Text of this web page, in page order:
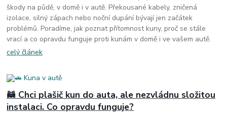
škody na půdě, v domě i v autě. Překousané kabely, zničená
izolace, silný zápach nebo noční dupání bývají jen začátek
problémů. Poradíme, jak poznat přítomnost kuny, proč se stále
vrací a co opravdu funguje proti kunám v domě i ve vašem autě.
celý článek
🦝 Chci plašič kun do auta, ale nezvládnu složitou
instalaci. Co opravdu funguje?